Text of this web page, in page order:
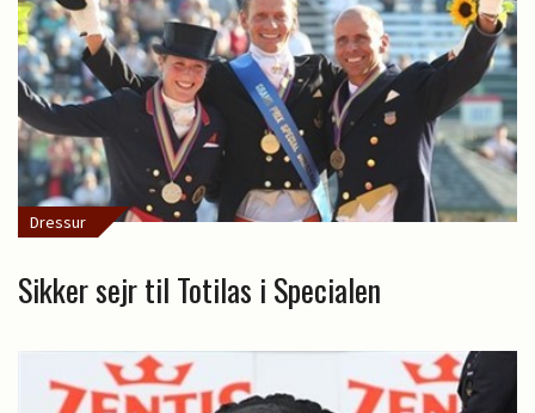
Dressur
Sikker sejr til Totilas i Specialen